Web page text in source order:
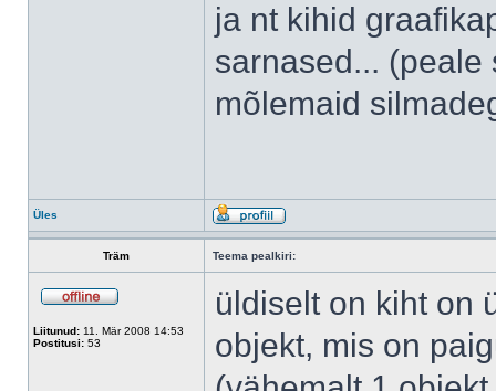
ja nt kihid
sarnased...
mõlemaid
Üles
Träm Teema pealkiri:
Liitunud: 11. Mär 2008 14:53
Postitusi: 53
üldiselt on kiht on
objekt, mis on